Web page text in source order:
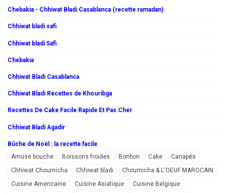
Chebakia - Chhiwat Bladi Casablanca (recette ramadan)
Chhiwat bladi safi
Chhiwat bladi Safi
Chebakia
Chhiwat Bladi Casablanca
Chhiwat Bladi Recettes de Khouribga
Recettes De Cake Facile Rapide Et Pas Cher
Chhiwat Bladi Agadir
Bûche de Noël : la recette facile
Amuse bouche
Boissons froides Bonbon Cake
Canapés
Chhiwat Choumicha
Chhiwat bladi
Choumicha & L'OEUF MAROCAIN
Cuisine Americaine
Cuisine Asiatique
Cuisine Belgique